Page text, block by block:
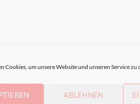
Cookies, um unsere Website und unseren Service zu
ABLEHNEN